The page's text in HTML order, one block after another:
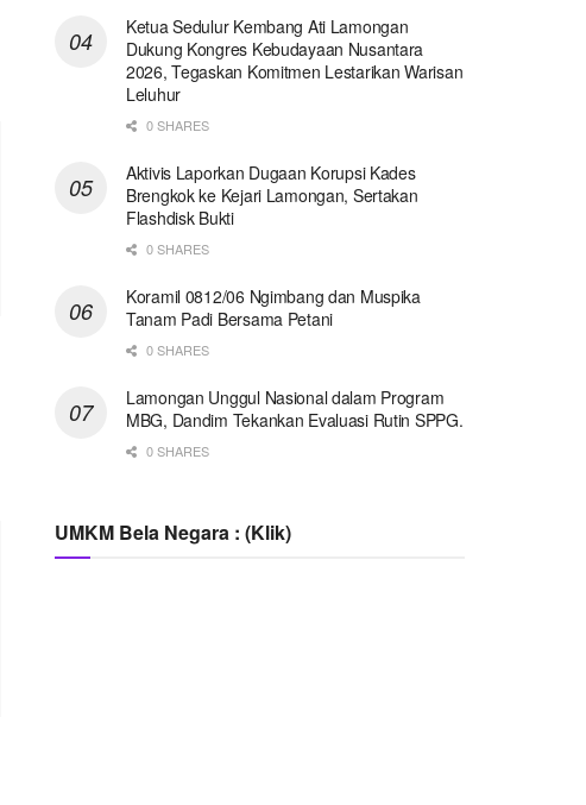
Ketua Sedulur Kembang Ati Lamongan
Dukung Kongres Kebudayaan Nusantara
2026, Tegaskan Komitmen Lestarikan Warisan
Leluhur
0 SHARES
Aktivis Laporkan Dugaan Korupsi Kades
Brengkok ke Kejari Lamongan, Sertakan
Flashdisk Bukti
0 SHARES
Koramil 0812/06 Ngimbang dan Muspika
Tanam Padi Bersama Petani
0 SHARES
Lamongan Unggul Nasional dalam Program
MBG, Dandim Tekankan Evaluasi Rutin SPPG.
0 SHARES
UMKM Bela Negara : (Klik)